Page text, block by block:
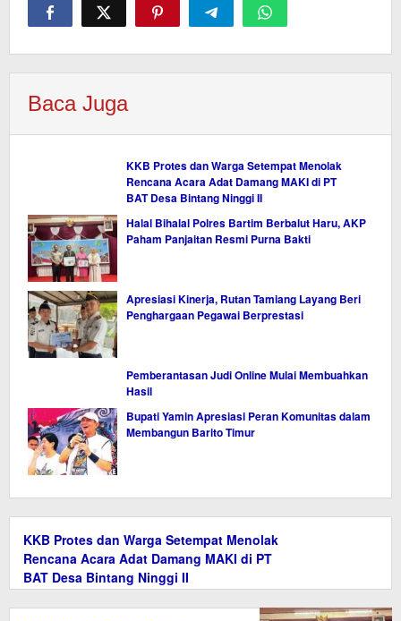
Baca Juga
KKB Protes dan Warga Setempat Menolak
Rencana Acara Adat Damang MAKI di PT
BAT Desa Bintang Ninggi II
Halal Bihalal Polres Bartim Berbalut Haru, AKP
Paham Panjaitan Resmi Purna Bakti
Apresiasi Kinerja, Rutan Tamiang Layang Beri
Penghargaan Pegawai Berprestasi
Pemberantasan Judi Online Mulai Membuahkan
Hasil
Bupati Yamin Apresiasi Peran Komunitas dalam
Membangun Barito Timur
KKB Protes dan Warga Setempat Menolak
Rencana Acara Adat Damang MAKI di PT
BAT Desa Bintang Ninggi II